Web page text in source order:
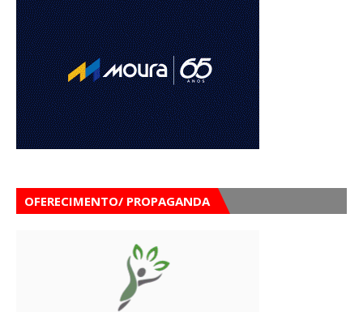
OFERECIMENTO/ PROPAGANDA